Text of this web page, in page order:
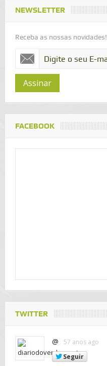
NEWSLETTER
Receba as nossas novidades!
Assinar
FACEBOOK
TWITTER
@
57 anos ago
Seguir